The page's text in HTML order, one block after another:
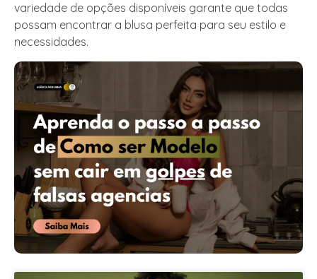
variedade de opções disponíveis garante que todas
possam encontrar a blusa perfeita para seu estilo e
necessidades.